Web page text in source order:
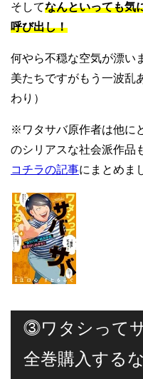
そしてなんといっても気
呼び出し！
何やら不穏な空気が漂い
美たちですがもう一波乱
わり）
※ワタサバ原作者は他に
のシリアスな社会派作品
コチラの記事にまとめま
⓷ワタシって
全巻購入する